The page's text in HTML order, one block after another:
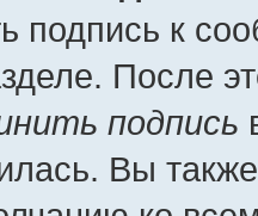
подпись к
После
подпись
Вы